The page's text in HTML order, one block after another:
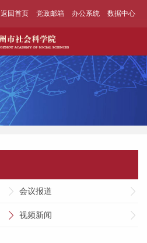
返回首页 党政邮箱 办公系统 数据中心
会议报道
视频新闻